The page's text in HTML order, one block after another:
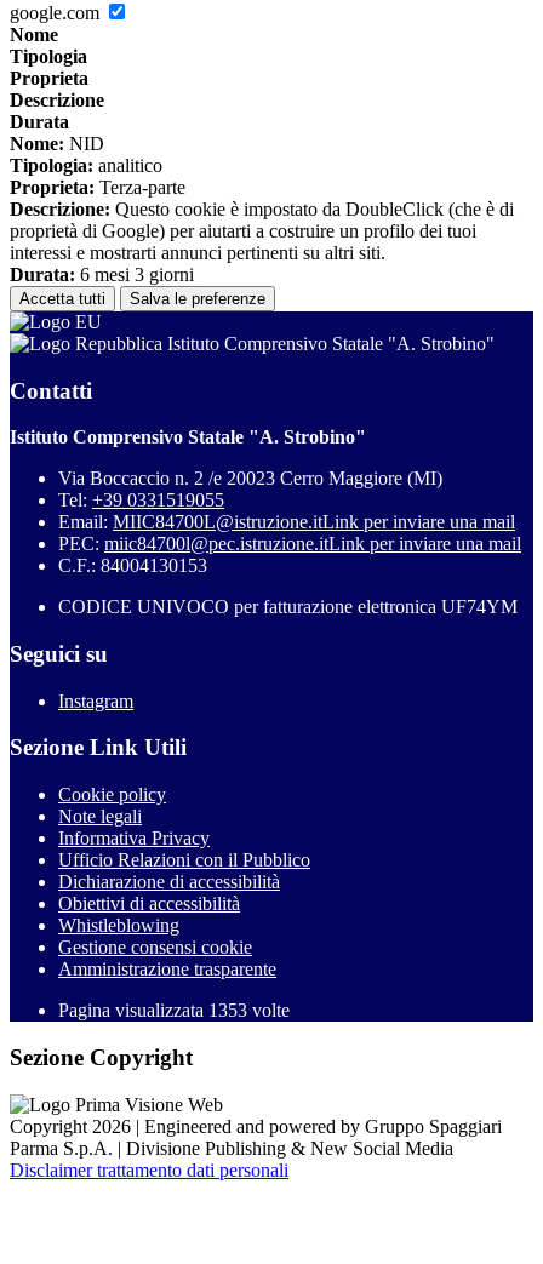
google.com
Nome
Tipologia
Proprieta
Descrizione
Durata
Nome: NID
Tipologia: analitico
Proprieta: Terza-parte
Descrizione: Questo cookie è impostato da DoubleClick (che è di
proprietà di Google) per aiutarti a costruire un profilo dei tuoi
interessi e mostrarti annunci pertinenti su altri siti.
Durata: 6 mesi 3 giorni
Accetta tutti Salva le preferenze
Istituto Comprensivo Statale "A. Strobino"
Contatti
Istituto Comprensivo Statale "A. Strobino"
Via Boccaccio n. 2 /e 20023 Cerro Maggiore (MI)
Tel: +39 0331519055
Email: MIIC84700L@istruzione.itLink per inviare una mail
PEC: miic84700l@pec.istruzione.itLink per inviare una mail
C.F.: 84004130153
CODICE UNIVOCO per fatturazione elettronica UF74YM
Seguici su
Instagram
Sezione Link Utili
Cookie policy
Note legali
Informativa Privacy
Ufficio Relazioni con il Pubblico
Dichiarazione di accessibilità
Obiettivi di accessibilità
Whistleblowing
Gestione consensi cookie
Amministrazione trasparente
Pagina visualizzata 1353 volte
Sezione Copyright
Copyright 2026 | Engineered and powered by Gruppo Spaggiari
Parma S.p.A. | Divisione Publishing & New Social Media
Disclaimer trattamento dati personali